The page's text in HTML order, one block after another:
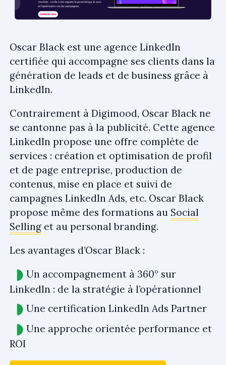
Oscar Black est une agence LinkedIn
certifiée qui accompagne ses clients dans la
génération de leads et de business grâce à
LinkedIn.
Contrairement à Digimood, Oscar Black ne
se cantonne pas à la publicité. Cette agence
LinkedIn propose une offre complète de
services : création et optimisation de profil
et de page entreprise, production de
contenus, mise en place et suivi de
campagnes LinkedIn Ads, etc. Oscar Black
propose même des formations au Social
Selling et au personal branding.
Les avantages d’Oscar Black :
Un accompagnement à 360° sur
LinkedIn : de la stratégie à l’opérationnel
Une certification LinkedIn Ads Partner
Une approche orientée performance et
ROI